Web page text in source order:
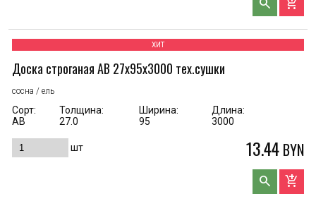
search add_shopping_cart
ХИТ
Доска строганая AB 27x95x3000 тех.сушки
сосна / ель
Сорт:
АВ
Толщина:
27.0
Ширина:
95
Длина:
3000
шт 13.44 BYN
search add_shopping_cart